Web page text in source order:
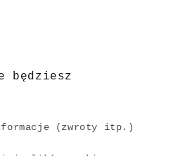
będziesz
(zwroty itp.)